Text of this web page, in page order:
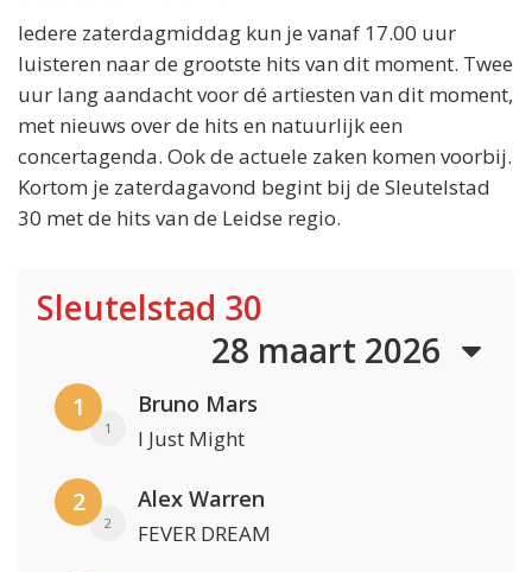
Iedere zaterdagmiddag kun je vanaf 17.00 uur
luisteren naar de grootste hits van dit moment. Twee
uur lang aandacht voor dé artiesten van dit moment,
met nieuws over de hits en natuurlijk een
concertagenda. Ook de actuele zaken komen voorbij.
Kortom je zaterdagavond begint bij de Sleutelstad
30 met de hits van de Leidse regio.
Sleutelstad 30
28 maart 2026
1
1
Bruno Mars
I Just Might
2
2
Alex Warren
FEVER DREAM